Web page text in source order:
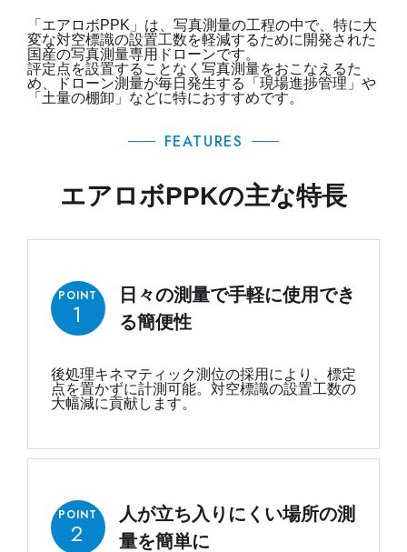
「エアロボPPK」は、写真測量の工程の中で、特に大
変な対空標識の設置工数を軽減するために開発された
国産の写真測量専用ドローンです。
評定点を設置することなく写真測量をおこなえるた
め、ドローン測量が毎日発生する「現場進捗管理」や
「土量の棚卸」などに特におすすめです。
FEATURES
エアロボPPKの主な特長
POINT
1
日々の測量で手軽に使用でき
る簡便性
後処理キネマティック測位の採用により、標定
点を置かずに計測可能。対空標識の設置工数の
大幅減に貢献します。
POINT
2
人が立ち入りにくい場所の測
量を簡単に